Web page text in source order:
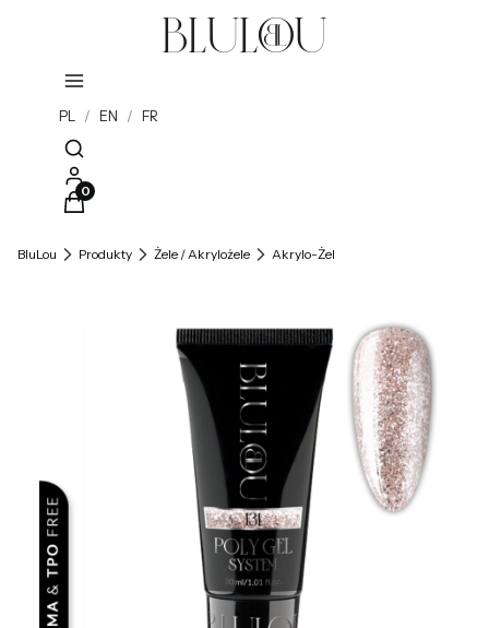
PL / EN / FR
Otwórz wyszukiwarkę
Produkty w koszyku: 0. Zobacz szczegóły
BluLou Produkty Żele / Akrylożele Akrylo-Żel